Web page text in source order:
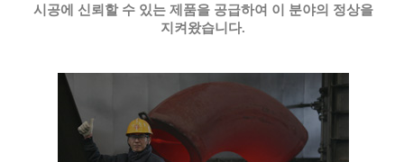
시공에 신뢰할 수 있는 제품을 공급하여 이 분야의 정상을
지켜왔습니다.